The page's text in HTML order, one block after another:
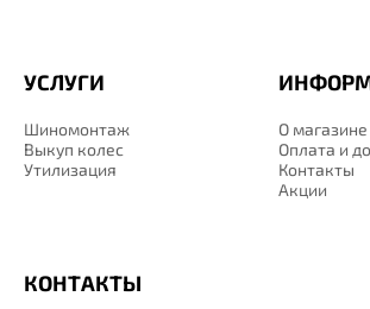
О магазине
Оплата и
Контакты
Акции
УСЛУГИ
Шиномонтаж
Выкуп колес
Утилизация
КОНТАКТЫ